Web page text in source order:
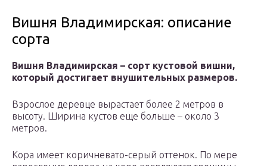
Вишня Владимирская: описание
сорта
Вишня Владимирская – сорт кустовой вишни,
который достигает внушительных размеров.
Взрослое деревце вырастает более 2 метров в
высоту. Ширина кустов еще больше – около 3
метров.
Кора имеет коричневато-серый оттенок. По мере